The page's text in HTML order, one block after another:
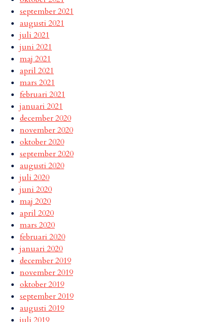
september 2021
augusti 2021
juli 2021
juni 2021
maj 2021
april 2021
mars 2021
februari 2021
januari 2021
december 2020
november 2020
oktober 2020
september 2020
augusti 2020
juli 2020
juni 2020
maj 2020
april 2020
mars 2020
februari 2020
januari 2020
december 2019
november 2019
oktober 2019
september 2019
augusti 2019